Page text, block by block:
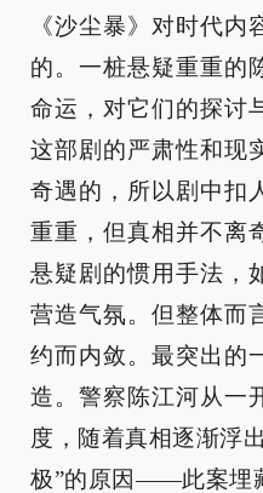
《沙尘暴》对时代
的。一桩悬疑重重的
命运，对它们的探讨
这部剧的严肃性和现
奇遇的，所以剧中扣
重重，但真相并不离
悬疑剧的惯用手法，
营造气氛。但整体而
约而内敛。最突出的
造。警察陈江河从一
度，随着真相逐渐浮
极”的原因——此案埋